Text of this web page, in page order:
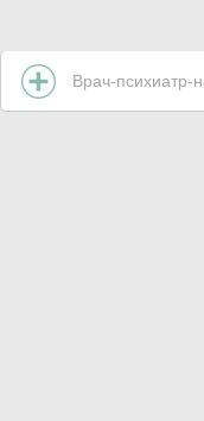
Врач-психиатр-